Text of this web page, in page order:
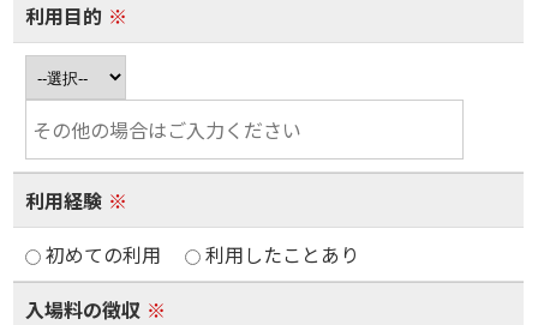
利用目的 ※
利用経験 ※
初めての利用
利用したことあり
入場料の徴収 ※